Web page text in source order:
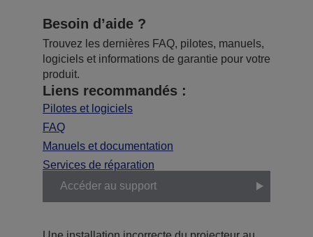
Besoin d’aide ?
Trouvez les dernières FAQ, pilotes, manuels,
logiciels et informations de garantie pour votre
produit.
Liens recommandés :
Pilotes et logiciels
FAQ
Manuels et documentation
Services de réparation
Accéder au support